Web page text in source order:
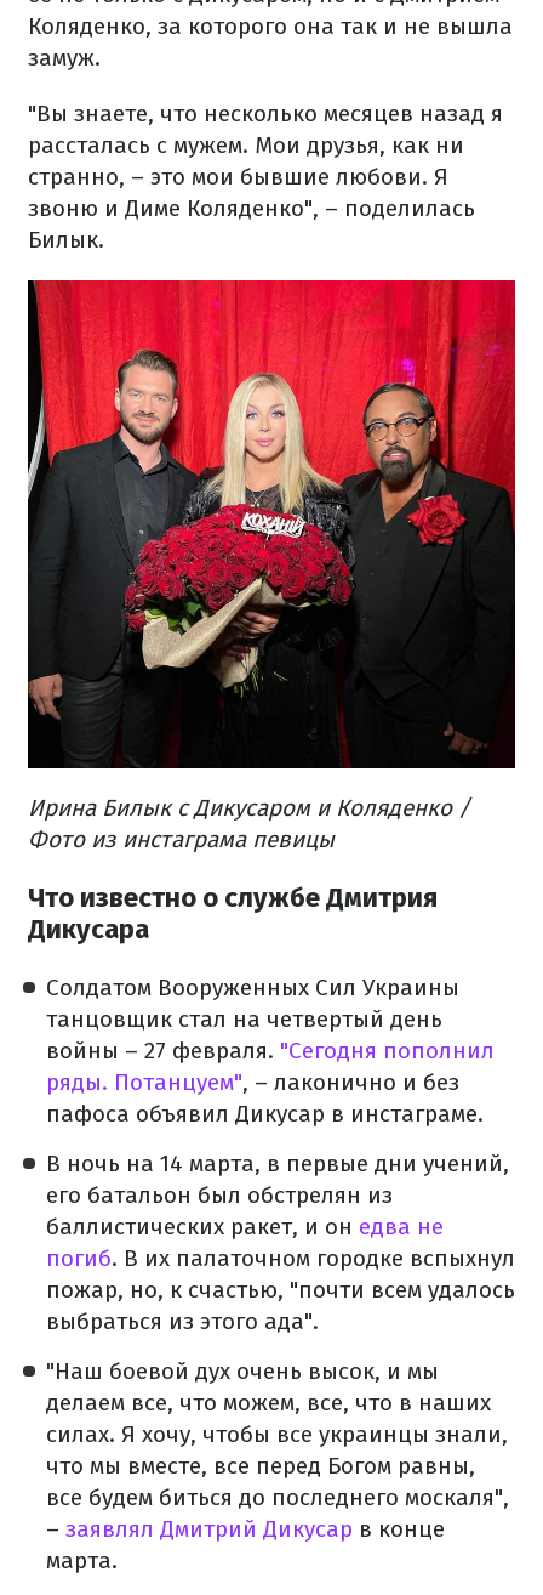
Коляденко, за которого она так и не вышла
замуж.
"Вы знаете, что несколько месяцев назад я
рассталась с мужем. Мои друзья, как ни
странно, – это мои бывшие любови. Я
звоню и Диме Коляденко", – поделилась
Билык.
Ирина Билык с Дикусаром и Коляденко /
Фото из инстаграма певицы
Что известно о службе Дмитрия
Дикусара
Солдатом Вооруженных Сил Украины
танцовщик стал на четвертый день
войны – 27 февраля. "Сегодня пополнил
ряды. Потанцуем", – лаконично и без
пафоса объявил Дикусар в инстаграме.
В ночь на 14 марта, в первые дни учений,
его батальон был обстрелян из
баллистических ракет, и он едва не
погиб. В их палаточном городке вспыхнул
пожар, но, к счастью, "почти всем удалось
выбраться из этого ада".
"Наш боевой дух очень высок, и мы
делаем все, что можем, все, что в наших
силах. Я хочу, чтобы все украинцы знали,
что мы вместе, все перед Богом равны,
все будем биться до последнего москаля",
– заявлял Дмитрий Дикусар в конце
марта.